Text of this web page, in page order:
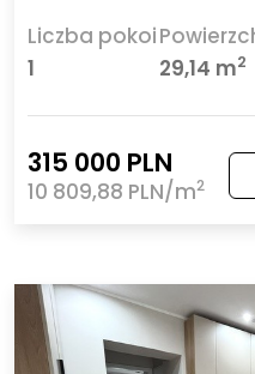
Liczba pokoi
1
29,14 m2
315 000 PLN
10 809,88 PLN/m2